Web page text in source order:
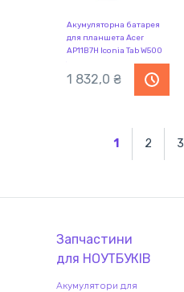
Акумуляторна батарея
для планшета Acer
AP11B7H Iconia Tab W500
11.1V Black 3260mAh Orig
1 832,0 ₴
1 2 3
Запчастини
для НОУТБУКІВ
Акумулятори для